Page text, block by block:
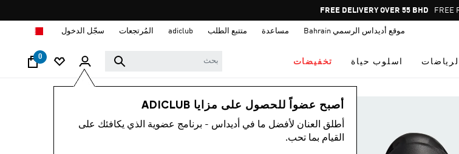
Pause
promotion
FREE RETURNS
موقع أديداس الرسمي Bahrain مساعدة متتبع الطلب adiclub المُرتجعات سجّل الدخول
الرياضات اسلوب حياة تخفيضات
0
أصبح عضواً للحصول على مزايا ADICLUB
أطلق العنان لأفضل ما في أديداس - برنامج عضوية الذي يكافئك على
القيام بما تحب.
الأطفال أحذية